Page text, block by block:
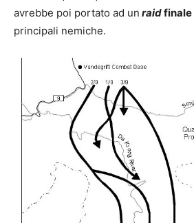
avrebbe poi portato ad un raidfinale
principali nemiche.